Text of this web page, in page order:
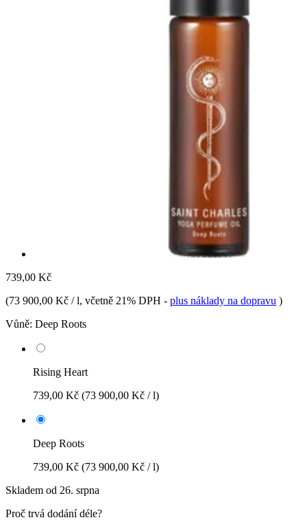
739,00 Kč
(73 900,00 Kč / l, včetně 21% DPH - plus náklady na dopravu )
Vůně: Deep Roots
Rising Heart
739,00 Kč (73 900,00 Kč / l)
Deep Roots
739,00 Kč (73 900,00 Kč / l)
Skladem od 26. srpna
Proč trvá dodání déle?